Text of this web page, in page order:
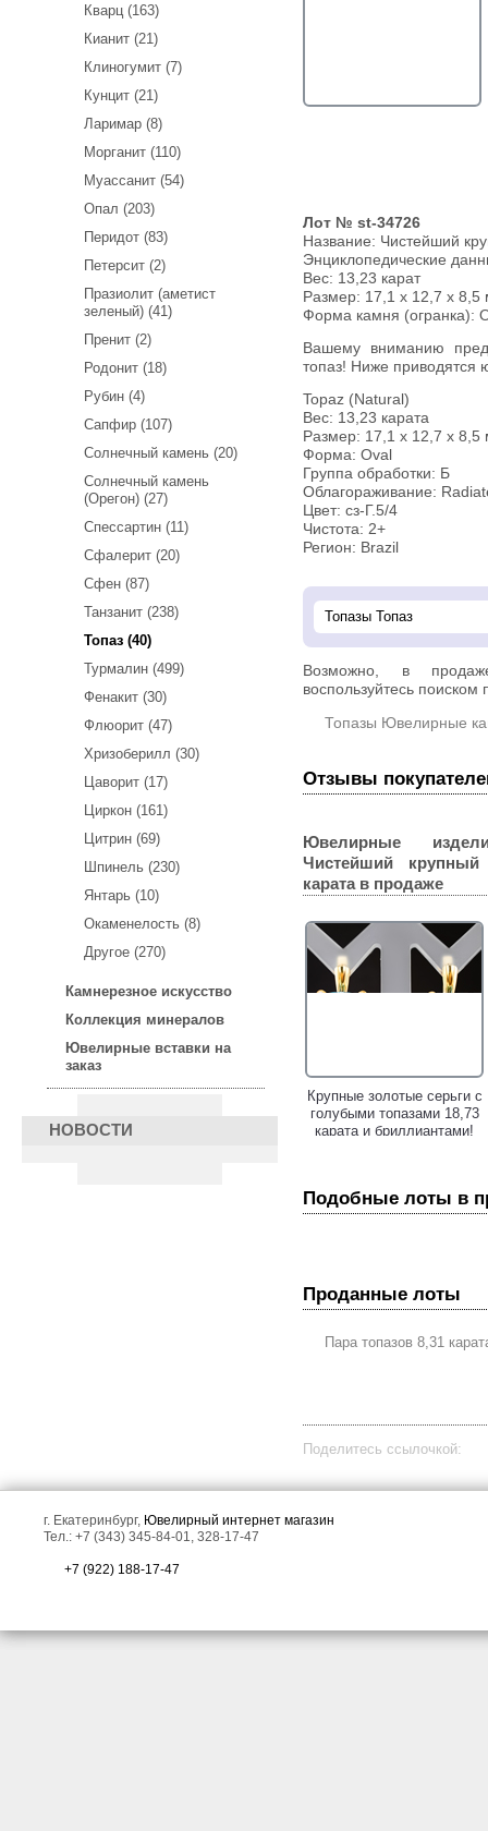
Кварц (163)
Кианит (21)
Клиногумит (7)
Кунцит (21)
Ларимар (8)
Морганит (110)
Муассанит (54)
Опал (203)
Перидот (83)
Петерсит (2)
Празиолит (аметист
зеленый) (41)
Пренит (2)
Родонит (18)
Рубин (4)
Сапфир (107)
Солнечный камень (20)
Солнечный камень
(Орегон) (27)
Спессартин (11)
Сфалерит (20)
Сфен (87)
Танзанит (238)
Топаз (40)
Турмалин (499)
Фенакит (30)
Флюорит (47)
Хризоберилл (30)
Цаворит (17)
Циркон (161)
Цитрин (69)
Шпинель (230)
Янтарь (10)
Окаменелость (8)
Другое (270)
Камнерезное искусство
Коллекция минералов
Ювелирные вставки на
заказ
НОВОСТИ
Лот № st-34726
Название: Чистейший
Энциклопедические
Вес: 13,23 карат
Размер: 17,1 x 12,7 x 8,5
Форма камня (огранка):
Вашему вниманию предлагается чистейший крупный Swiss
топаз! Ниже приводятся
Topaz (Natural)
Вес: 13,23 карата
Размер: 17,1 х 12,7 х 8,5
Форма: Oval
Группа обработки: Б
Облагораживание:
Цвет: сз-Г.5/4
Чистота: 2+
Регион: Brazil
Возможно, в
воспользуйтесь поиском
Топазы Ювелирные
Отзывы
Ювелирные
Чистейший
каратав продаже
резным цитрином 11,9
Крупные золотые серьги с
голубыми топазами 18,73
карата и бриллиантами!
Крупные золотые пусеты с
топазами и черными
и черными шпинелями!
Подобные лоты в
Проданные лоты
Пара топазов 8,31
Поделитесь ссылочкой:
г. Екатеринбург, Ювелирный интернет магазин
Тел.: +7 (343) 345-84-01, 328-17-47
+7 (922) 188-17-47